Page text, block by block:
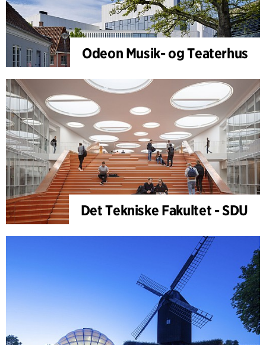
Odeon Musik- og Teaterhus
Det Tekniske Fakultet - SDU